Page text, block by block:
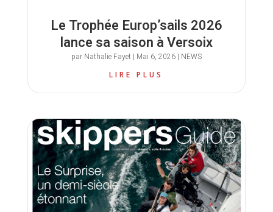
Le Trophée Europ’sails 2026
lance sa saison à Versoix
par Nathalie Fayet| Mai 6, 2026| NEWS
LIRE PLUS